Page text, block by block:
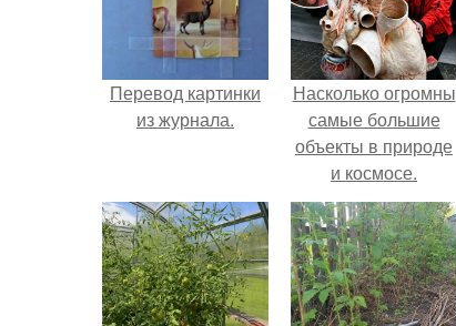
Перевод картинки
из журнала.
Насколько огромны
самые большие
объекты в природе
и космосе.